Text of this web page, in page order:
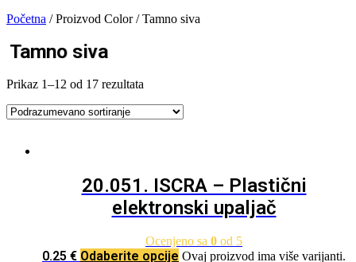
Početna / Proizvod Color / Tamno siva
Tamno siva
Prikaz 1–12 od 17 rezultata
20.051. ISCRA – Plastični
elektronski upaljač
Ocenjeno sa 0 od 5
0.25 € Odaberite opcije Ovaj proizvod ima više varijanti.